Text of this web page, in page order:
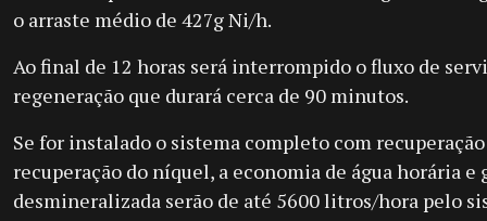
o arraste médio de 427g Ni/h.
Ao final de 12 horas será interrompido o fluxo de
regeneração que durará cerca de 90 minutos.
Se for instalado o sistema completo com
recuperação do níquel, a economia de água horária e
desmineralizada serão de até 5600 litros/hora pelo